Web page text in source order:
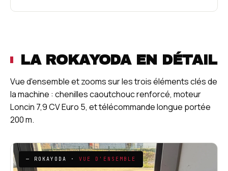
LA ROKAYODA EN DÉTAIL
Vue d'ensemble et zooms sur les trois éléments clés de
la machine : chenilles caoutchouc renforcé, moteur
Loncin 7,9 CV Euro 5, et télécommande longue portée
200 m.
— ROKAYODA · VUE D'ENSEMBLE